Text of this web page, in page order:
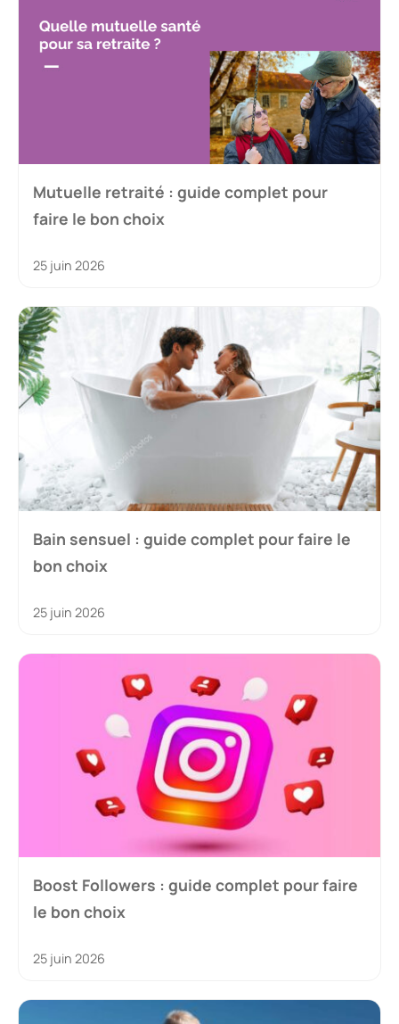
Mutuelle retraité : guide complet pour
faire le bon choix
25 juin 2026
Bain sensuel : guide complet pour faire le
bon choix
25 juin 2026
Boost Followers : guide complet pour faire
le bon choix
25 juin 2026